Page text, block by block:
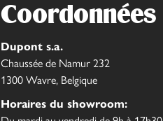
Coordonnées
Dupont s.a.
Chaussée de Namur 232
1300 Wavre, Belgique
Horaires du showroom: